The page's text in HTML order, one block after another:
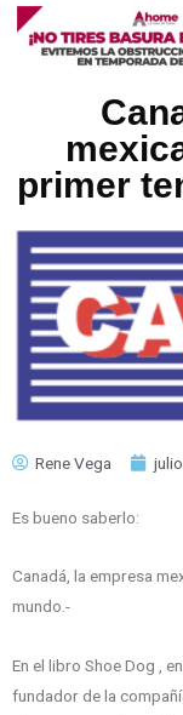
primer
Rene Vega
Es bueno saberlo:
Canadá, la empresa
mundo.-
En el libro Shoe Dog ,
fundador de la